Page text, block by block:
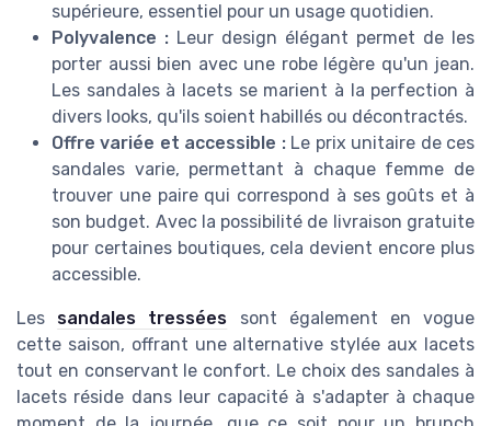
supérieure, essentiel pour un usage quotidien.
Polyvalence : Leur design élégant permet de les
porter aussi bien avec une robe légère qu'un jean.
Les sandales à lacets se marient à la perfection à
divers looks, qu'ils soient habillés ou décontractés.
Offre variée et accessible : Le prix unitaire de ces
sandales varie, permettant à chaque femme de
trouver une paire qui correspond à ses goûts et à
son budget. Avec la possibilité de livraison gratuite
pour certaines boutiques, cela devient encore plus
accessible.
Les sandales tressées sont également en vogue
cette saison, offrant une alternative stylée aux lacets
tout en conservant le confort. Le choix des sandales à
lacets réside dans leur capacité à s'adapter à chaque